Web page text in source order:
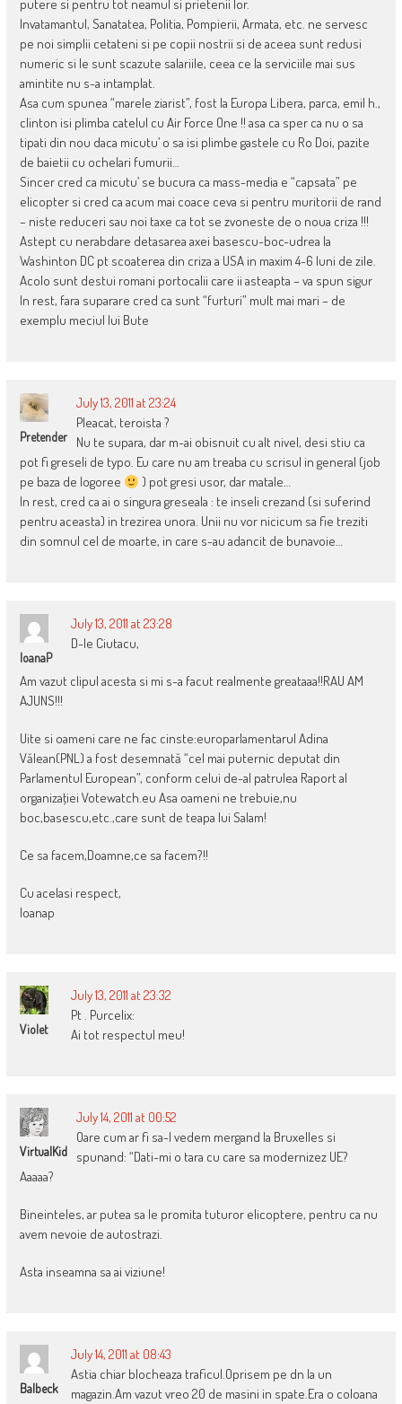
putere si pentru tot neamul si prietenii lor.
Invatamantul, Sanatatea, Politia, Pompierii, Armata, etc. ne servesc
pe noi simplii cetateni si pe copii nostrii si de aceea sunt redusi
numeric si le sunt scazute salariile, ceea ce la serviciile mai sus
amintite nu s-a intamplat.
Asa cum spunea “marele ziarist”, fost la Europa Libera, parca, emil h.,
clinton isi plimba catelul cu Air Force One !! asa ca sper ca nu o sa
tipati din nou daca micutu’ o sa isi plimbe gastele cu Ro Doi, pazite
de baietii cu ochelari fumurii…
Sincer cred ca micutu’ se bucura ca mass-media e “capsata” pe
elicopter si cred ca acum mai coace ceva si pentru muritorii de rand
– niste reduceri sau noi taxe ca tot se zvoneste de o noua criza !!!
Astept cu nerabdare detasarea axei basescu-boc-udrea la
Washinton DC pt scoaterea din criza a USA in maxim 4-6 luni de zile.
Acolo sunt destui romani portocalii care ii asteapta – va spun sigur
In rest, fara suparare cred ca sunt “furturi” mult mai mari – de
exemplu meciul lui Bute
Pretender
July 13, 2011 at 23:24
Pleacat, teroista ?
Nu te supara, dar m-ai obisnuit cu alt nivel, desi stiu ca
pot fi greseli de typo. Eu care nu am treaba cu scrisul in general (job
pe baza de logoree
) pot gresi usor, dar matale…
In rest, cred ca ai o singura greseala : te inseli crezand (si suferind
pentru aceasta) in trezirea unora. Unii nu vor nicicum sa fie treziti
din somnul cel de moarte, in care s-au adancit de bunavoie…
IoanaP
July 13, 2011 at 23:28
D-le Ciutacu,
Am vazut clipul acesta si mi s-a facut realmente greataaa!!RAU AM
AJUNS!!!
Uite si oameni care ne fac cinste:europarlamentarul Adina
Vălean(PNL) a fost desemnată “cel mai puternic deputat din
Parlamentul European”, conform celui de-al patrulea Raport al
organizaţiei Votewatch.eu Asa oameni ne trebuie,nu
boc,basescu,etc.,care sunt de teapa lui Salam!
Ce sa facem,Doamne,ce sa facem?!!
Cu acelasi respect,
Ioanap
Violet
July 13, 2011 at 23:32
Pt . Purcelix:
Ai tot respectul meu!
VirtualKid
July 14, 2011 at 00:52
Oare cum ar fi sa-l vedem mergand la Bruxelles si
spunand: “Dati-mi o tara cu care sa modernizez UE?
Aaaaa?
Bineinteles, ar putea sa le promita tuturor elicoptere, pentru ca nu
avem nevoie de autostrazi.
Asta inseamna sa ai viziune!
Balbeck
July 14, 2011 at 08:43
Astia chiar blocheaza traficul.Oprisem pe dn la un
magazin.Am vazut vreo 20 de masini in spate.Era o coloana